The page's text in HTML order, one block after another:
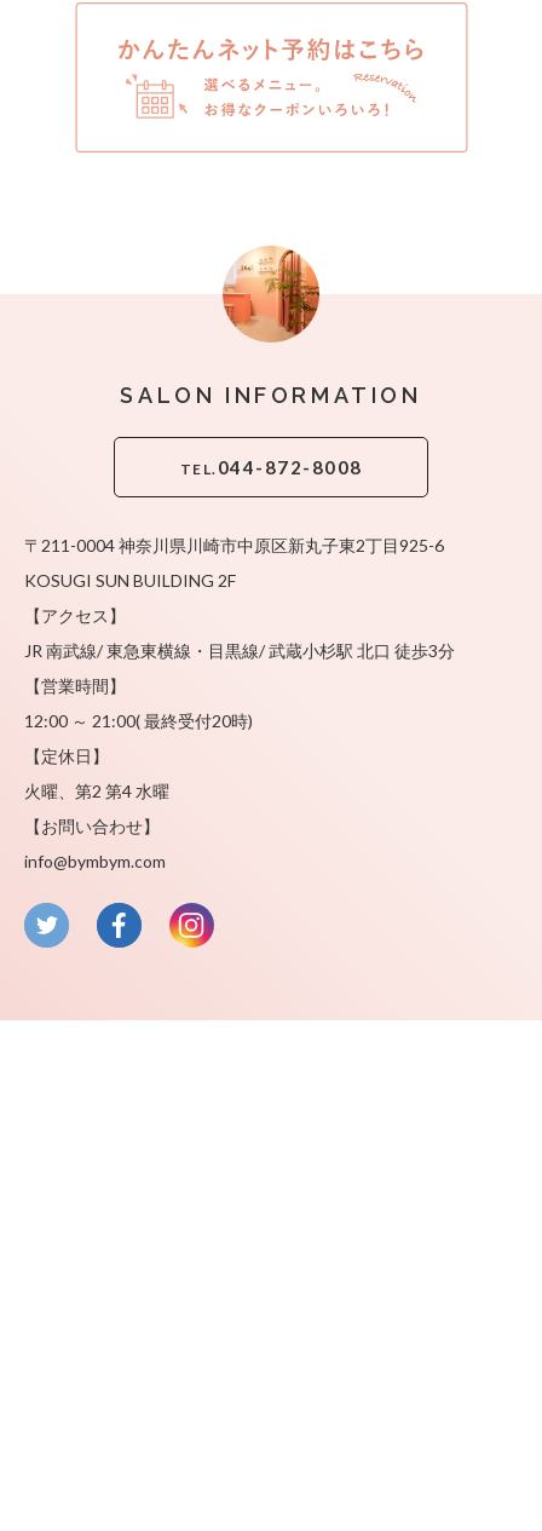
SALON INFORMATION
TEL. 044-872-8008
〒211-0004 神奈川県川崎市中原区新丸子東2丁目925-6
KOSUGI SUN BUILDING 2F
【アクセス】
JR 南武線/ 東急東横線・目黒線/ 武蔵小杉駅 北口 徒歩3分
【営業時間】
12:00 ～ 21:00( 最終受付20時)
【定休日】
火曜、第2 第4 水曜
【お問い合わせ】
info@bymbym.com
twitter facebook